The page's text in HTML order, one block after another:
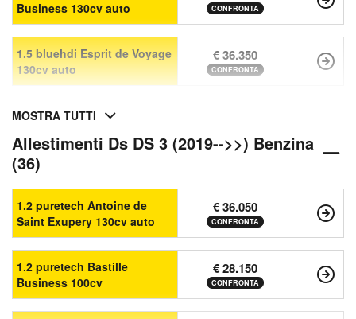
Business 130cv auto
CONFRONTA
1.5 bluehdi Esprit de Voyage
130cv auto
€ 36.350
CONFRONTA
MOSTRA TUTTI
Allestimenti Ds DS 3 (2019-->>) Benzina
(36)
1.2 puretech Antoine de
Saint Exupery 130cv auto
€ 36.050
CONFRONTA
1.2 puretech Bastille
Business 100cv
€ 28.150
CONFRONTA